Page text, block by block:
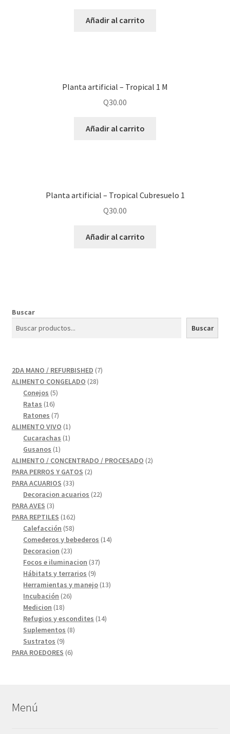
Añadir al carrito
Planta artificial – Tropical 1 M
Q30.00
Añadir al carrito
Planta artificial – Tropical Cubresuelo 1
Q30.00
Añadir al carrito
Buscar
Buscar
2DA MANO / REFURBISHED 77
ALIMENTO CONGELADO 2828
Conejos 55
Ratas 1616
productos
Ratones 77
productos
ALIMENTO VIVO 11
producto
Cucarachas 11
Gusanos 11
producto
ALIMENTO / CONCENTRADO / PROCESADO 22
PARA PERROS Y GATOS 22
PARA ACUARIOS 3333
productos
Decoracion acuarios 2222
PARA AVES 33
productos
PARA REPTILES 162162
productos
Calefacción 5858
productos
Comederos y bebederos 1414
Decoracion 2323
productos
Focos e iluminacion 3737
Hábitats y terrarios 99
productos
Herramientas y manejo 1313
Incubación 2626
Medicion 1818
productos
Refugios y escondites 1414
Suplementos 88
Sustratos 99
productos
PARA ROEDORES 66
Menú